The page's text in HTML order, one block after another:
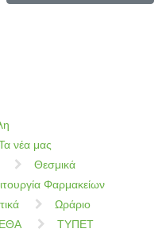
νέα μας
Θεσμικά
Φαρμακείων
Ωράριο
ΤΥΠΕΤ